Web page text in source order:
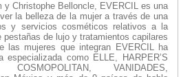
y Christophe Belloncle, EVERCIL es una
la belleza de la mujer a través de una
y servicios cosméticos relativos a la
de lujo y tratamientos capilares
las mujeres que integran EVERCIL ha
como ELLE, HARPER’S
VANIDADES,